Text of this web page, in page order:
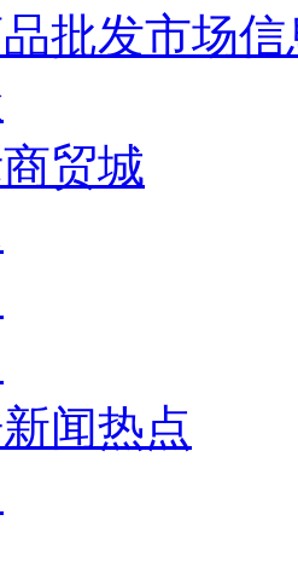
批发市场
贸城
闻热点